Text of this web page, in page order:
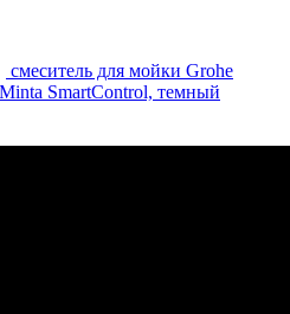
смеситель для мойки Grohe
SmartControl, темный